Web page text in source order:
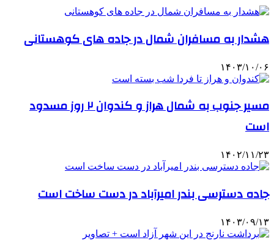
هشدار به مسافران شمال در جاده های کوهستانی
۱۴۰۳/۱۰/۰۶
مسیر جنوب به شمال هراز و کندوان ۲ روز مسدود
است
۱۴۰۲/۱۱/۲۳
جاده دسترسی بندر امیرآباد در دست ساخت است
۱۴۰۳/۰۹/۱۳